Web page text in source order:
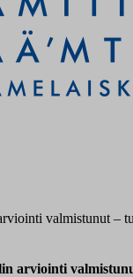
valmistunut –
arviointi